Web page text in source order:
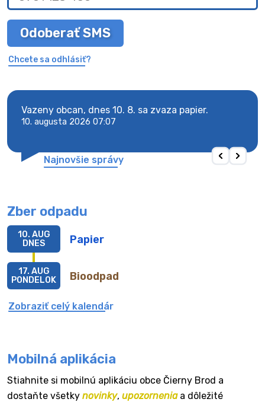
Odoberať SMS
Chcete sa odhlásiť?
Vazeny obcan, dnes 10. 8. sa zvaza papier.
10. augusta 2026 07:07
Najnovšie správy
Zber odpadu
Papier
10. AUG
DNES
Bioodpad
17. AUG
PONDELOK
Zobraziť celý kalendár
Mobilná aplikácia
Stiahnite si mobilnú aplikáciu obce Čierny Brod a
dostaňte všetky novinky, upozorneniaa dôležité